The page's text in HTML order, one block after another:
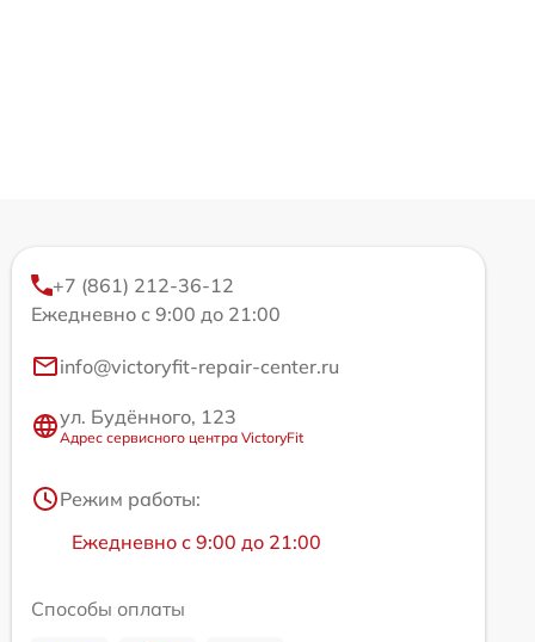
+7 (861) 212-36-12
Ежедневно с 9:00 до 21:00
info@victoryfit-repair-center.ru
ул. Будённого, 123
Адрес сервисного центра VictoryFit
Режим работы:
Ежедневно с 9:00 до 21:00
Способы оплаты